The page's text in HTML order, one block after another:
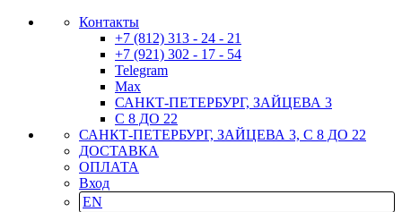
Контакты
+7 (812) 313 - 24 - 21
+7 (921) 302 - 17 - 54
Telegram
Max
САНКТ-ПЕТЕРБУРГ, ЗАЙЦЕВА 3
С 8 ДО 22
САНКТ-ПЕТЕРБУРГ, ЗАЙЦЕВА 3, С 8 ДО 22
ДОСТАВКА
ОПЛАТА
Вход
EN